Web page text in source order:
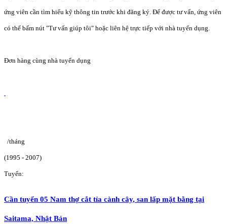
ứng viên cần tìm hiểu kỹ thông tin trước khi đăng ký. Để được tư vấn, ứng viên
có thể bấm nút "Tư vấn giúp tôi" hoặc liên hệ trực tiếp với nhà tuyển dụng.
Đơn hàng cùng nhà tuyển dụng
/tháng
(1995 - 2007)
Tuyển:
Cần tuyển 05 Nam thợ cắt tỉa cành cây, san lấp mặt bằng tại
Saitama, Nhật Bản